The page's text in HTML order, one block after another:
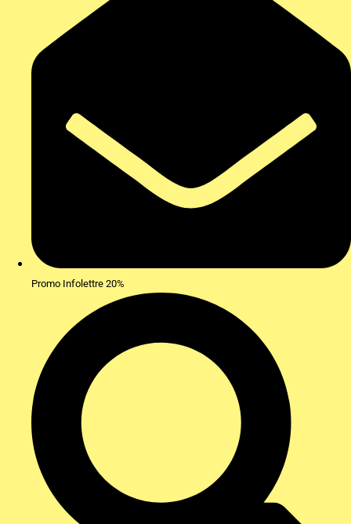
Promo Infolettre 20%